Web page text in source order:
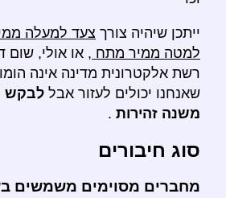
ייתכן שיהיה צורך צעד למעלה
למטה ממיר מתח , או אולי,
רשת אלקטרונית מדינה אינה
שאנחנו יכולים לעזור אבל לבקש
משנה זהירות .
סוג חיבורים
מחברים מסוימים משמשים